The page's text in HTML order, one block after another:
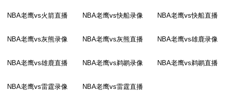
NBA老鹰vs火箭直播 NBA老鹰vs快船录像 NBA老鹰vs快船直播
NBA老鹰vs灰熊录像 NBA老鹰vs灰熊直播 NBA老鹰vs雄鹿录像
NBA老鹰vs雄鹿直播 NBA老鹰vs鹈鹕录像 NBA老鹰vs鹈鹕直播
NBA老鹰vs雷霆录像 NBA老鹰vs雷霆直播